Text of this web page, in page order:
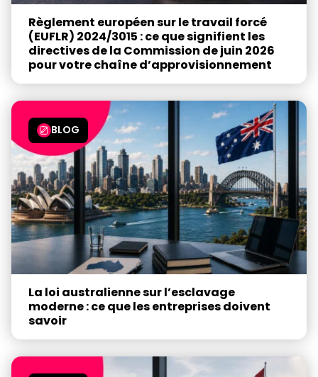
Règlement européen sur le travail forcé
(EUFLR) 2024/3015 : ce que signifient les
directives de la Commission de juin 2026
pour votre chaîne d’approvisionnement
BLOG
La loi australienne sur l’esclavage
moderne : ce que les entreprises doivent
savoir